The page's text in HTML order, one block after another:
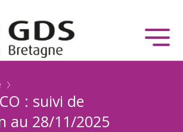
: suivi de
au 28/11/2025